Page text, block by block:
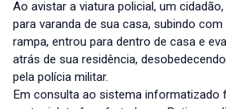
Ao avistar a viatura policial, um
para varanda de sua casa, subindo
rampa, entrou para dentro de casa e
atrás de sua residência,
pela polícia militar.
Em consulta ao sistema informatizado